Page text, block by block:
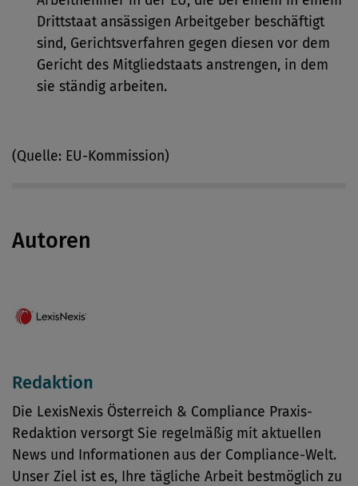
Drittstaat ansässigen Arbeitgeber beschäftigt
sind, Gerichtsverfahren gegen diesen vor dem
Gericht des Mitgliedstaats anstrengen, in dem
sie ständig arbeiten.
(Quelle: EU-Kommission)
Autoren
Redaktion
Die LexisNexis Österreich & Compliance Praxis-
Redaktion versorgt Sie regelmäßig mit aktuellen
News und Informationen aus der Compliance-Welt.
Unser Ziel ist es, Ihre tägliche Arbeit bestmöglich zu